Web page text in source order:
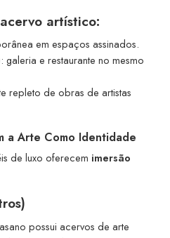
artístico:
em espaços assinados.
: galeria e restaurante no mesmo
repleto de obras de artistas
a Arte Como Identidade
de luxo oferecem imersão
possui acervos de arte